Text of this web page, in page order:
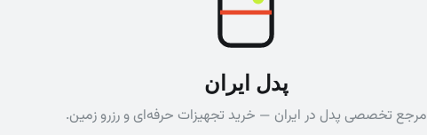
پدل ایران
مرجع تخصصی پدل در ایران — خرید تجهیزات حرفه‌ای و رزرو زمین.